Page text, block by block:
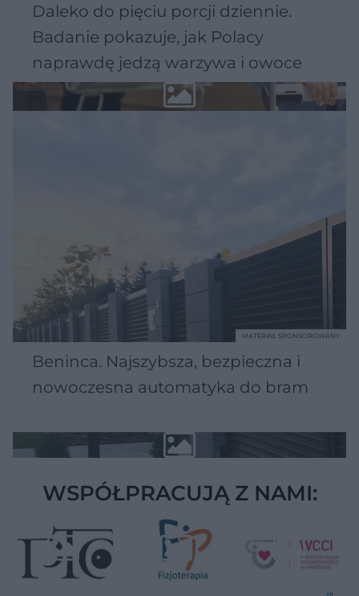
Daleko do pięciu porcji dziennie.
Badanie pokazuje, jak Polacy
naprawdę jedzą warzywa i owoce
Beninca. Najszybsza, bezpieczna i
nowoczesna automatyka do bram
MATERIAŁ SPONSOROWANY
WSPÓŁPRACUJĄ Z NAMI: